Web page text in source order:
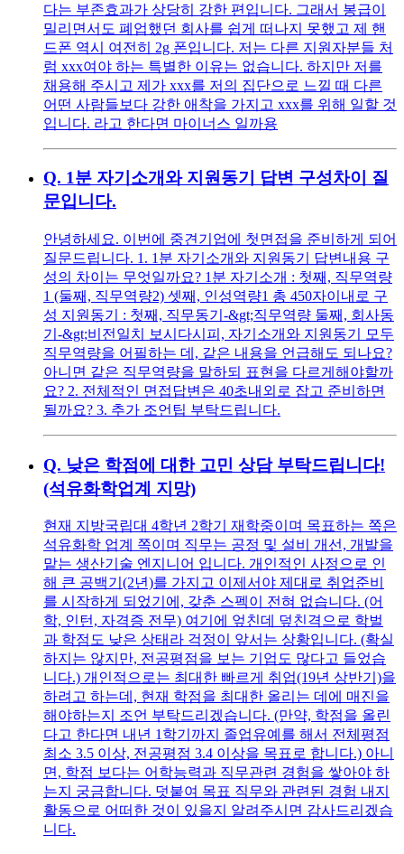
다는 부존효과가 상당히 강한 편입니다. 그래서 봉급이
밀리면서도 폐업했던 회사를 쉽게 떠나지 못했고 제 핸
드폰 역시 여전히 2g 폰입니다. 저는 다른 지원자분들 처
럼 xxx여야 하는 특별한 이유는 없습니다. 하지만 저를
채용해 주시고 제가 xxx를 저의 집단으로 느낄 때 다른
어떤 사람들보다 강한 애착을 가지고 xxx를 위해 일할 것
입니다. 라고 한다면 마이너스 일까용
Q. 1분 자기소개와 지원동기 답변 구성차이 질
문입니다.
안녕하세요. 이번에 중견기업에 첫면접을 준비하게 되어
질문드립니다. 1. 1분 자기소개와 지원동기 답변내용 구
성의 차이는 무엇일까요? 1분 자기소개 : 첫째, 직무역량
1 (둘째, 직무역량2) 셋째, 인성역량1 총 450자이내로 구
성 지원동기 : 첫째, 직무동기-&gt;직무역량 둘째, 회사동
기-&gt;비전일치 보시다시피, 자기소개와 지원동기 모두
직무역량을 어필하는 데, 같은 내용을 언급해도 되나요?
아니면 같은 직무역량을 말하되 표현을 다르게해야할까
요? 2. 전체적인 면접답변은 40초내외로 잡고 준비하면
될까요? 3. 추가 조언팁 부탁드립니다.
Q. 낮은 학점에 대한 고민 상담 부탁드립니다!
(석유화학업계 지망)
현재 지방국립대 4학년 2학기 재학중이며 목표하는 쪽은
석유화학 업계 쪽이며 직무는 공정 및 설비 개선, 개발을
맡는 생산기술 엔지니어 입니다. 개인적인 사정으로 인
해 큰 공백기(2년)를 가지고 이제서야 제대로 취업준비
를 시작하게 되었기에, 갖춘 스펙이 전혀 없습니다. (어
학, 인턴, 자격증 전무) 여기에 엎친데 덮친격으로 학벌
과 학점도 낮은 상태라 걱정이 앞서는 상황입니다. (확실
하지는 않지만, 전공평점을 보는 기업도 많다고 들었습
니다.) 개인적으로는 최대한 빠르게 취업(19년 상반기)을
하려고 하는데, 현재 학점을 최대한 올리는 데에 매진을
해야하는지 조언 부탁드리겠습니다. (만약, 학점을 올린
다고 한다면 내년 1학기까지 졸업유예를 해서 전체평점
최소 3.5 이상, 전공평점 3.4 이상을 목표로 합니다.) 아니
면, 학점 보다는 어학능력과 직무관련 경험을 쌓아야 하
는지 궁금합니다. 덧붙여 목표 직무와 관련된 경험 내지
활동으로 어떠한 것이 있을지 알려주시면 감사드리겠습
니다.